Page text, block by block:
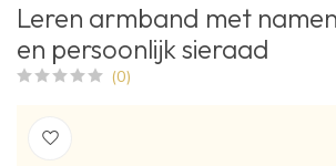
Leren armband met
en persoonlijk sieraad
(0)